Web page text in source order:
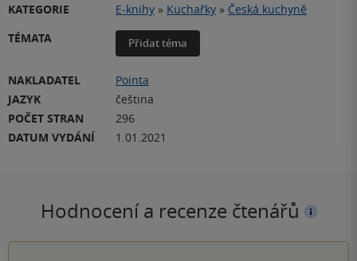
KATEGORIE E-knihy » Kuchařky » Česká kuchyně
TÉMATA
Přidat téma
NAKLADATEL
Pointa
JAZYK
čeština
POČET STRAN
296
DATUM VYDÁNÍ
1.01.2021
Hodnocení a recenze čtenářů